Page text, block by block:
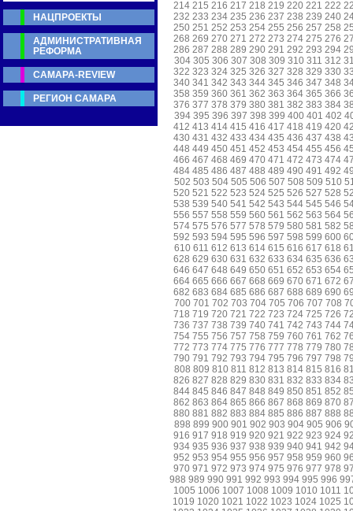
214 215 216 217 218 219 220 221 222
232 233 234 235 236 237 238 239 240
250 251 252 253 254 255 256 257 258
268 269 270 271 272 273 274 275 276
286 287 288 289 290 291 292 293 294
304 305 306 307 308 309 310 311 312
322 323 324 325 326 327 328 329 330
340 341 342 343 344 345 346 347 348
358 359 360 361 362 363 364 365 366
376 377 378 379 380 381 382 383 384
394 395 396 397 398 399 400 401 402
412 413 414 415 416 417 418 419 420
430 431 432 433 434 435 436 437 438
448 449 450 451 452 453 454 455 456
466 467 468 469 470 471 472 473 474
484 485 486 487 488 489 490 491 492
502 503 504 505 506 507 508 509 510
520 521 522 523 524 525 526 527 528
538 539 540 541 542 543 544 545 546
556 557 558 559 560 561 562 563 564
574 575 576 577 578 579 580 581 582
592 593 594 595 596 597 598 599 600
610 611 612 613 614 615 616 617 618
628 629 630 631 632 633 634 635 636
646 647 648 649 650 651 652 653 654
664 665 666 667 668 669 670 671 672
682 683 684 685 686 687 688 689 690
700 701 702 703 704 705 706 707 708
718 719 720 721 722 723 724 725 726
736 737 738 739 740 741 742 743 744
754 755 756 757 758 759 760 761 762
772 773 774 775 776 777 778 779 780
790 791 792 793 794 795 796 797 798
808 809 810 811 812 813 814 815 816
826 827 828 829 830 831 832 833 834
844 845 846 847 848 849 850 851 852
862 863 864 865 866 867 868 869 870
880 881 882 883 884 885 886 887 888
898 899 900 901 902 903 904 905 906
916 917 918 919 920 921 922 923 924
934 935 936 937 938 939 940 941 942
952 953 954 955 956 957 958 959 960
970 971 972 973 974 975 976 977 978
988 989 990 991 992 993 994 995 996
1005 1006 1007 1008 1009 1010 1011
1019 1020 1021 1022 1023 1024 1025
НАЦПРОЕКТЫ
АДМИНИСТРАТИВНАЯ
РЕФОРМА
САМАРА-REVIEW
РЕГИОН САМАРА